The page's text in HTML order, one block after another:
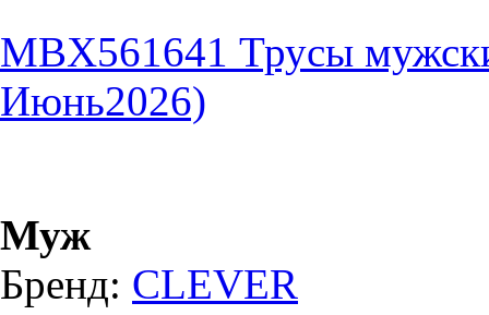
MBX561641 Трусы
Июнь2026)
Муж
Бренд: CLEVER